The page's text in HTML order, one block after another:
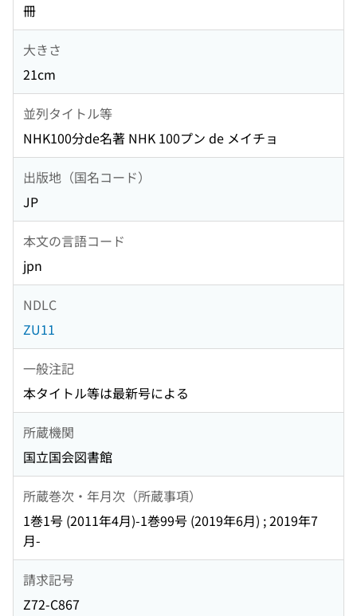
冊
大きさ
21cm
並列タイトル等
NHK100分de名著 NHK 100プン de メイチョ
出版地（国名コード）
JP
本文の言語コード
jpn
NDLC
ZU11
一般注記
本タイトル等は最新号による
所蔵機関
国立国会図書館
所蔵巻次・年月次（所蔵事項）
1巻1号 (2011年4月)-1巻99号 (2019年6月) ; 2019年7
月-
請求記号
Z72-C867